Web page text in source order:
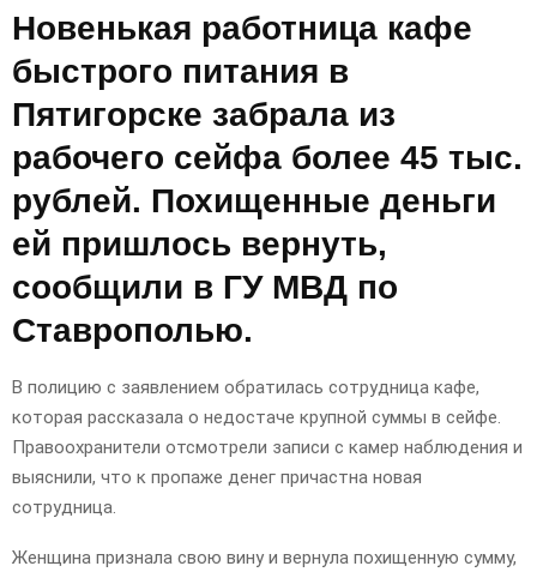
Новенькая работница кафе
быстрого питания в
Пятигорске забрала из
рабочего сейфа более 45 тыс.
рублей. Похищенные деньги
ей пришлось вернуть,
сообщили в ГУ МВД по
Ставрополью.
В полицию с заявлением обратилась сотрудница кафе,
которая рассказала о недостаче крупной суммы в сейфе.
Правоохранители отсмотрели записи с камер наблюдения и
выяснили, что к пропаже денег причастна новая
сотрудница.
Женщина признала свою вину и вернула похищенную сумму,